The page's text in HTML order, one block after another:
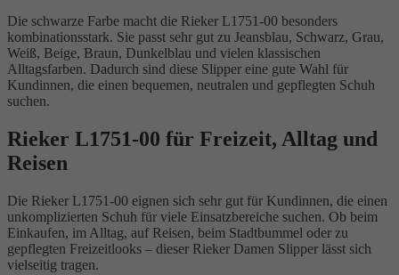
Die schwarze Farbe macht die Rieker L1751-00 besonders
kombinationsstark. Sie passt sehr gut zu Jeansblau, Schwarz, Grau,
Weiß, Beige, Braun, Dunkelblau und vielen klassischen
Alltagsfarben. Dadurch sind diese Slipper eine gute Wahl für
Kundinnen, die einen bequemen, neutralen und gepflegten Schuh
suchen.
Rieker L1751-00 für Freizeit, Alltag und
Reisen
Die Rieker L1751-00 eignen sich sehr gut für Kundinnen, die einen
unkomplizierten Schuh für viele Einsatzbereiche suchen. Ob beim
Einkaufen, im Alltag, auf Reisen, beim Stadtbummel oder zu
gepflegten Freizeitlooks – dieser Rieker Damen Slipper lässt sich
vielseitig tragen.